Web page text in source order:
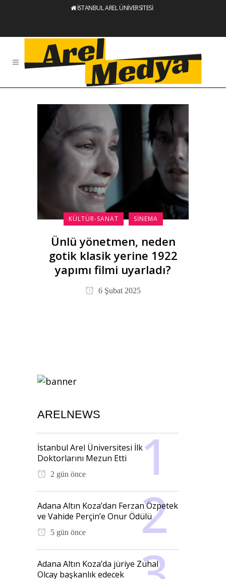
İSTANBUL AREL ÜNİVERSİTESİ
KÜLTÜR-SANAT SINEMA
Ünlü yönetmen, neden
gotik klasik yerine 1922
yapımı filmi uyarladı?
6 Şubat 2025
ARELNEWS
İstanbul Arel Üniversitesi İlk
Doktorlarını Mezun Etti
2 gün önce
Adana Altın Koza’dan Ferzan Özpetek
ve Vahide Perçin’e Onur Ödülü
5 gün önce
Adana Altın Koza’da jüriye Zuhal
Olcay başkanlık edecek